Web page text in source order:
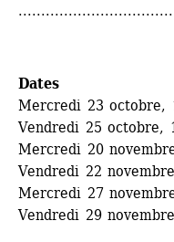
Dates
Mercredi 23 octobre,
Vendredi 25 octobre,
Mercredi 20
Vendredi 22
Mercredi 27
Vendredi 29